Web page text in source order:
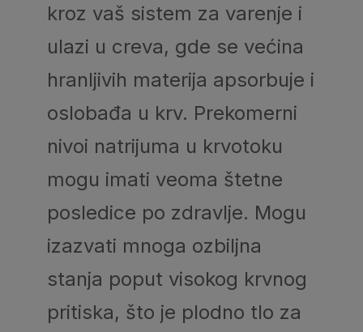
kroz vaš sistem za varenje i
ulazi u creva, gde se većina
hranljivih materija apsorbuje i
oslobađa u krv. Prekomerni
nivoi natrijuma u ​​krvotoku
mogu imati veoma štetne
posledice po zdravlje. Mogu
izazvati mnoga ozbiljna
stanja poput visokog krvnog
pritiska, što je plodno tlo za